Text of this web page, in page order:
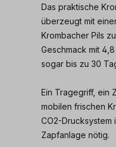
Das praktische
überzeugt mit
Krombacher Pils
Geschmack mit
sogar bis zu 30
Ein Tragegriff, ein
mobilen frischen
CO2-
Zapfanlage nötig.